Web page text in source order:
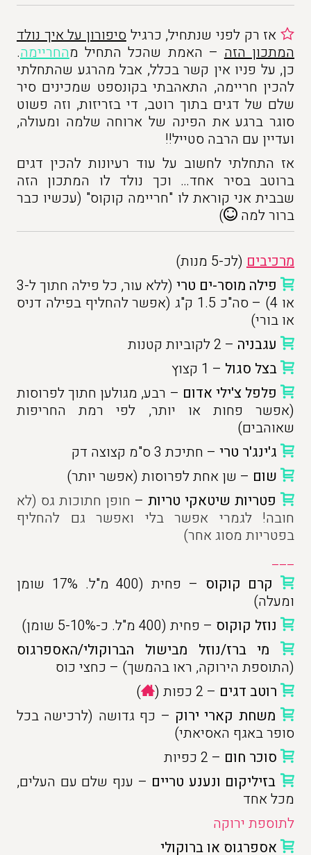
אז רק לפני שנתחיל, כרגיל סיפורון על איך נולד
המתכון הזה – האמת שהכל התחיל מהחריימה.
כן, על פניו אין קשר בכלל, אבל מהרגע שהתחלתי
להכין חריימה, התאהבתי בקונספט שמכינים סיר
שלם של דגים בתוך רוטב, די בזריזות, וזה פשוט
סוגר ברגע את הפינה של ארוחה שלמה ומעולה,
ועדיין עם הרבה סטייל!!
אז התחלתי לחשוב על עוד רעיונות להכין דגים
ברוטב בסיר אחד… וכך נולד לו המתכון הזה
שבבית אני קוראת לו "חריימה קוקוס" (עכשיו כבר
ברור למה
)
מרכיבים (לכ-5 מנות)
פילה מוסר-ים טרי
(ללא עור, כל פילה חתוך ל-3
או 4) – סה"כ 1.5 ק"ג (אפשר להחליף בפילה דניס
או בורי)
עגבניה – 2 לקוביות קטנות
בצל סגול – 1 קצוץ
פלפל צ'ילי אדום – רבע, מגולען חתוך לפרוסות
(אפשר פחות או יותר, לפי רמת החריפות
שאוהבים)
ג'ינג'ר טרי – חתיכת 3 ס"מ קצוצה דק
שום – שן אחת לפרוסות (אפשר יותר)
פטריות שיטאקי טריות – חופן חתוכות גס (לא
חובה! לגמרי אפשר בלי ואפשר גם להחליף
בפטריות מסוג אחר)
___
קרם קוקוס
– פחית (400 מ"ל. 17% שומן
ומעלה)
נוזל קוקוס – פחית (400 מ"ל. כ-5-10% שומן)
מי ברז/נוזל מבישול הברוקולי/האספרגוס
(התוספת הירוקה, ראו בהמשך) – כחצי כוס
רוטב דגים – 2 כפות (
)
משחת קארי ירוק – כף גדושה (לרכישה בכל
סופר באגף האסיאתי)
סוכר חום – 2 כפיות
בזיליקום ונענע טריים – ענף שלם עם העלים,
מכל אחד
לתוספת ירוקה
אספרגוס או ברוקולי